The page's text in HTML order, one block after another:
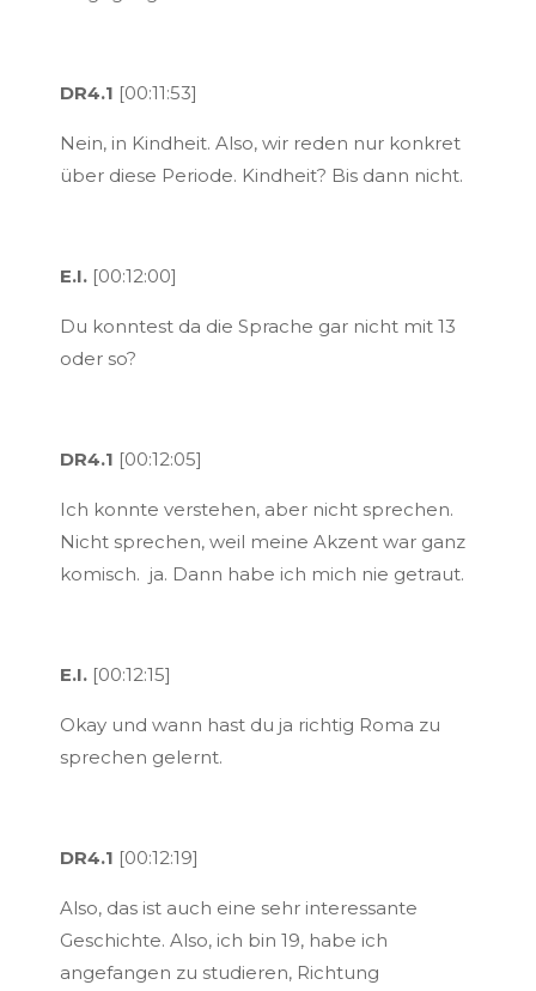
DR4.1 [00:11:53]
Nein, in Kindheit. Also, wir reden nur konkret
über diese Periode. Kindheit? Bis dann nicht.
E.I. [00:12:00]
Du konntest da die Sprache gar nicht mit 13
oder so?
DR4.1 [00:12:05]
Ich konnte verstehen, aber nicht sprechen.
Nicht sprechen, weil meine Akzent war ganz
komisch. ja. Dann habe ich mich nie getraut.
E.I. [00:12:15]
Okay und wann hast du ja richtig Roma zu
sprechen gelernt.
DR4.1 [00:12:19]
Also, das ist auch eine sehr interessante
Geschichte. Also, ich bin 19, habe ich
angefangen zu studieren, Richtung